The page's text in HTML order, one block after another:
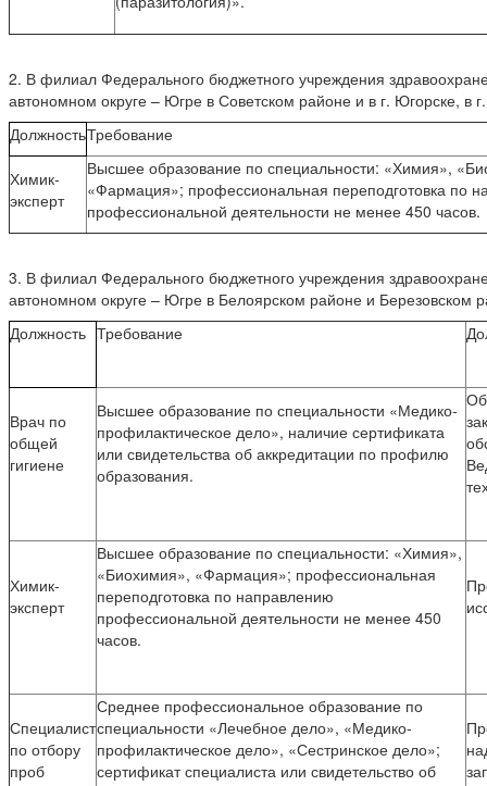
2. В филиал Федерального бюджетного учреждения
автономном округе – Югре в Советском районе и в г. Югорске, в
ДолжностьТребование
Химик-
эксперт
Высшее образование по специальности: «Химия»,
«Фармация»; профессиональная переподготовка по
профессиональной деятельности не менее 450 часов.
3. В филиал Федерального бюджетного учреждения
автономном округе – Югре в Белоярском районе и Березовском
Должность Требование
Врач по
общей
гигиене
Высшее образование по специальности «Медико-
профилактическое дело», наличие сертификата
или свидетельства об аккредитации по профилю
образования.
Химик-
эксперт
Высшее образование по специальности: «Химия»,
«Биохимия», «Фармация»; профессиональная
переподготовка по направлению
профессиональной деятельности не менее 450
часов.
Специалист
по отбору
проб
Среднее профессиональное образование по
специальности «Лечебное дело», «Медико-
профилактическое дело», «Сестринское дело»;
сертификат специалиста или свидетельство об